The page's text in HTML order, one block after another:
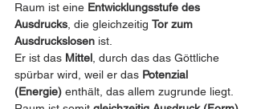
Raum ist eine Entwicklungsstufe des
Ausdrucks , die gleichzeitig Tor zum
Ausdruckslosen ist.
Er ist das Mittel , durch das das Göttliche
spürbar wird, weil er das Potenzial
(Energie) enthält, das allem zugrunde liegt.